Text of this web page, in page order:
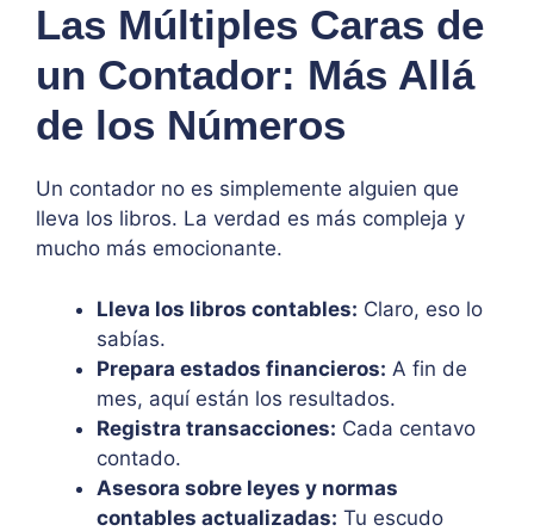
Las Múltiples Caras de
un Contador: Más Allá
de los Números
Un contador no es simplemente alguien que
lleva los libros. La verdad es más compleja y
mucho más emocionante.
Lleva los libros contables: Claro, eso lo
sabías.
Prepara estados financieros: A fin de
mes, aquí están los resultados.
Registra transacciones: Cada centavo
contado.
Asesora sobre leyes y normas
contables actualizadas: Tu escudo